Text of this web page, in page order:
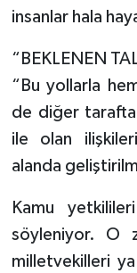
insanlar hala
“BEKLENEN
“Bu yollarla
de diğer
ile olan
alanda
Kamu
söyleniyor. O
milletvekilleri